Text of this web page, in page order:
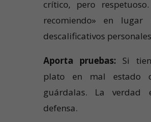
crítico, pero
recomiendo» en lugar
descalificativos
Aporta pruebas: Si
plato en mal estado
guárdalas. La
defensa.